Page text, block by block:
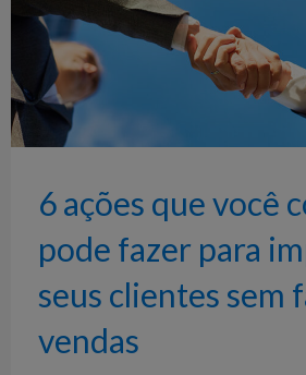
6 ações que você
pode fazer para
seus clientes sem
vendas